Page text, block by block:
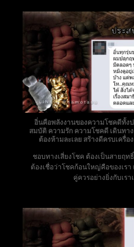
อิ่นคือพลังงานของความโชคดีทั้ง
สมบัติ ความรัก ความโชคดี เดินทา
ต้องห้ามละเลย สร้างดีครบเครื่อ
ชอบทางเสี่ยงโชค ต้องเป็นสายฤท
ต้องเชื่อว่าโชคก้อนใหญ่คือของเรา
คู่ควรอย่างยิ่งกับเรา